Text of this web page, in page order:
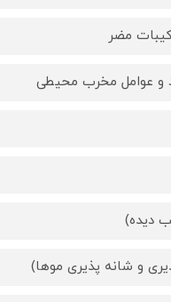
و عوامل مخرب محیطی
دیده)
و شانه پذیری موها)